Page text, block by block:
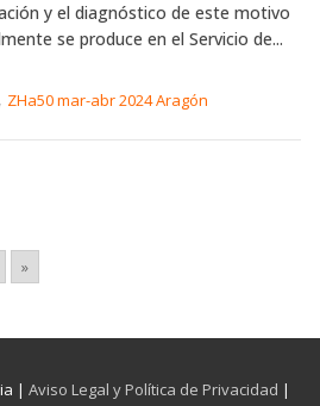
y el diagnóstico de este motivo
se produce en el Servicio de...
, ZHa50 mar-abr 2024 Aragón
»
| Aviso Legal y Política de Privacidad |